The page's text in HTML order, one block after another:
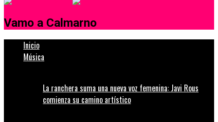
Vamo a Calmarno
Inicio
Música
La ranchera suma una nueva voz femenina: Javi Rous
comienza su camino artístico